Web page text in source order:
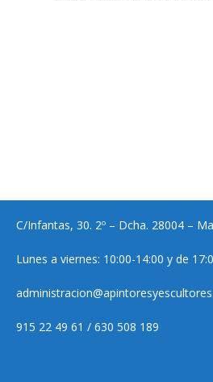
C/Infantas, 30. 2º – Dcha. 28004 –
Lunes a viernes: 10:00-14:00 y de
915 22 49 61 / 630 508 189